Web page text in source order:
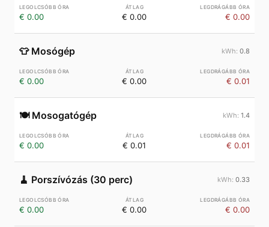
€ 0.00 € 0.00 € 0.00
👕 Mosógép 0.8
€ 0.00 € 0.00 € 0.01
🍽️ Mosogatógép 1.4
€ 0.00 € 0.01 € 0.01
🧹 Porszívózás (30 perc) 0.33
€ 0.00 € 0.00 € 0.00